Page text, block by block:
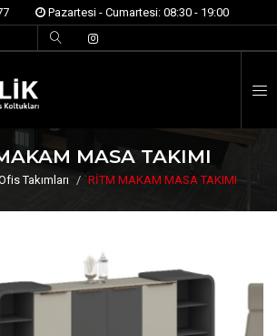
Pazartesi - Cumartesi: 08:30 - 19:00
MASA TAKIMI
Takımları RİTM MAKAM MASA TAKIMI